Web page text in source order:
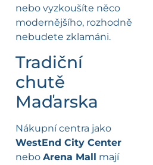
nebo vyzkoušíte něco
modernějšího, rozhodně
nebudete zklamáni.
Tradiční
chutě
Maďarska
Nákupní centra jako
WestEnd City Center
nebo Arena Mall mají